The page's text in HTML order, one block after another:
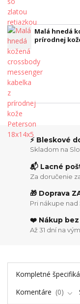
Malá hnedá
prírodnej
⚡ Bleskové
Skladom na
📬 Lacné
Za doručenie
🎁 Doprava
Pri nákupe nad
❤️ Nákup
Až 31 dní na
Kompletné
Komentáre
0